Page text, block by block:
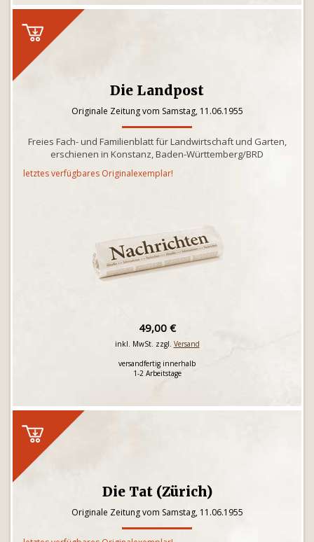
Die Landpost
Originale Zeitung vom Samstag, 11.06.1955
Freies Fach- und Familienblatt für Landwirtschaft und Garten,
erschienen in Konstanz, Baden-Württemberg/BRD
letztes verfügbares Originalexemplar!
49,00 €
inkl. MwSt. zzgl. Versand
versandfertig innerhalb
1-2 Arbeitstage
Die Tat (Zürich)
Originale Zeitung vom Samstag, 11.06.1955